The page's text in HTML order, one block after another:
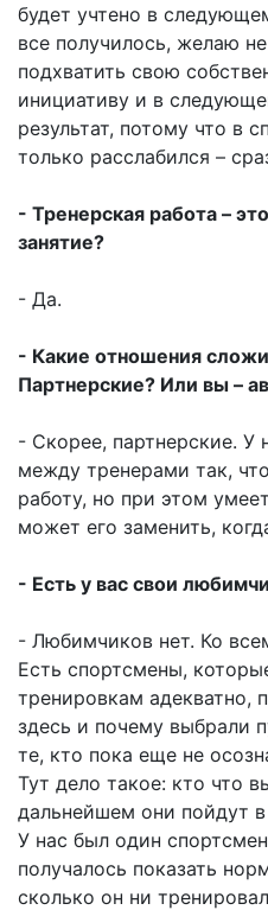
будет учтено в
все получилось, желаю
подхватить свою
инициативу и в
результат, потому что в
только расслабился –
- Тренерская работа –
занятие?
- Да.
- Какие отношения
Партнерские? Или вы –
- Скорее, партнерские. У
между тренерами так,
работу, но при этом
может его заменить,
- Есть у вас свои
- Любимчиков нет. Ко
Есть спортсмены,
тренировкам адекватно,
здесь и почему выбрали
те, кто пока еще не
Тут дело такое: кто что
дальнейшем они пойдут
У нас был один
получалось показать
сколько он ни